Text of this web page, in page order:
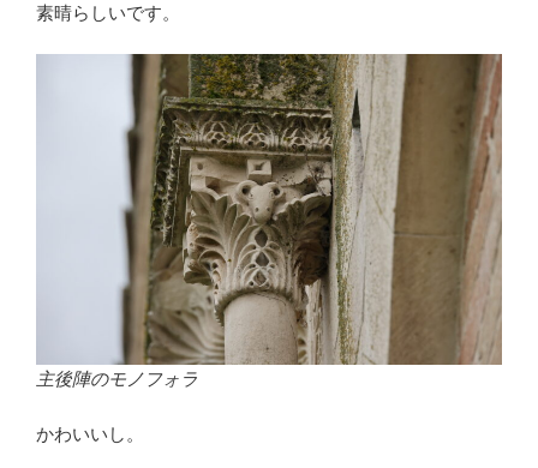
素晴らしいです。
主後陣のモノフォラ
かわいいし。